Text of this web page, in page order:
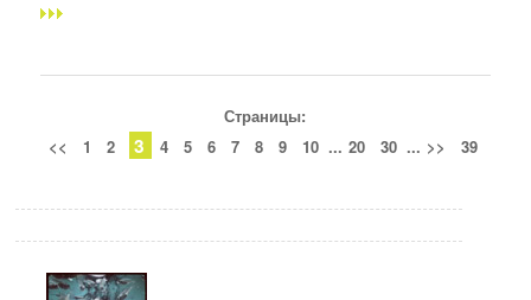
Страницы:
<<
1 2 3 4 5 6 7 8 9 10 ... 20 30 ... >> 39